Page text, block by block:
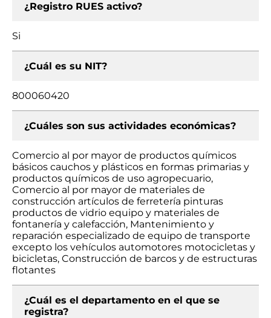
¿Registro RUES activo?
Si
¿Cuál es su NIT?
800060420
¿Cuáles son sus actividades económicas?
Comercio al por mayor de productos químicos
básicos cauchos y plásticos en formas primarias y
productos químicos de uso agropecuario,
Comercio al por mayor de materiales de
construcción artículos de ferretería pinturas
productos de vidrio equipo y materiales de
fontanería y calefacción, Mantenimiento y
reparación especializado de equipo de transporte
excepto los vehículos automotores motocicletas y
bicicletas, Construcción de barcos y de estructuras
flotantes
¿Cuál es el departamento en el que se
registra?